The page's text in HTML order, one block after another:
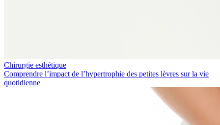
Chirurgie esthétique
Comprendre l’impact de l’hypertrophie des petites lèvres sur la vie
quotidienne